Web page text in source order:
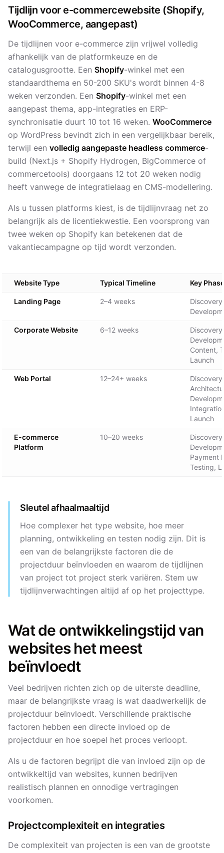
Tijdlijn voor e-commercewebsite (Shopify,
WooCommerce, aangepast)
De tijdlijnen voor e-commerce zijn vrijwel volledig
afhankelijk van de platformkeuze en de
catalogusgrootte. Een Shopify-winkel met een
standaardthema en 50-200 SKU's wordt binnen 4-8
weken verzonden. Een Shopify-winkel met een
aangepast thema, app-integraties en ERP-
synchronisatie duurt 10 tot 16 weken. WooCommerce
op WordPress bevindt zich in een vergelijkbaar bereik,
terwijl een volledig aangepaste headless commerce-
build (Next.js + Shopify Hydrogen, BigCommerce of
commercetools) doorgaans 12 tot 20 weken nodig
heeft vanwege de integratielaag en CMS-modellering.
Als u tussen platforms kiest, is de tijdlijnvraag net zo
belangrijk als de licentiekwestie. Een voorsprong van
twee weken op Shopify kan betekenen dat de
vakantiecampagne op tijd wordt verzonden.
Website Type Typical Timeline Key
Landing Page 2–4 weeks
Corporate Website 6–12 weeks
Content,
Launch
Web Portal 12–24+ weeks
Launch
E-commerce
Platform
10–20 weeks
Payment
Testing,
Sleutel afhaalmaaltijd
Hoe complexer het type website, hoe meer
planning, ontwikkeling en testen nodig zijn. Dit is
een van de belangrijkste factoren die de
projectduur beïnvloeden en waarom de tijdlijnen
van project tot project sterk variëren. Stem uw
tijdlijnverwachtingen altijd af op het projecttype.
Wat de ontwikkelingstijd van
websites het meest
beïnvloedt
Veel bedrijven richten zich op de uiterste deadline,
maar de belangrijkste vraag is wat daadwerkelijk de
projectduur beïnvloedt. Verschillende praktische
factoren hebben een directe invloed op de
projectduur en hoe soepel het proces verloopt.
Als u de factoren begrijpt die van invloed zijn op de
ontwikkeltijd van websites, kunnen bedrijven
realistisch plannen en onnodige vertragingen
voorkomen.
Projectcomplexiteit en integraties
De complexiteit van projecten is een van de grootste